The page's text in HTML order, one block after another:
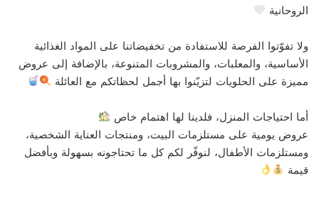
الروحانية
ولا تفوّتوا الفرصة للاستفادة من تخفيضاتنا على المواد الغذائية
الأساسية، والمعلبات، والمشروبات المتنوعة، بالإضافة إلى عروض
مميزة على الحلويات لتزيّنوا بها أجمل لحظاتكم مع العائلة
أما احتياجات المنزل، فلدينا لها اهتمام خاص
عروض يومية على مستلزمات البيت، ومنتجات العناية الشخصية،
ومستلزمات الأطفال، لنوفّر لكم كل ما تحتاجونه بسهولة وبأفضل
قيمة